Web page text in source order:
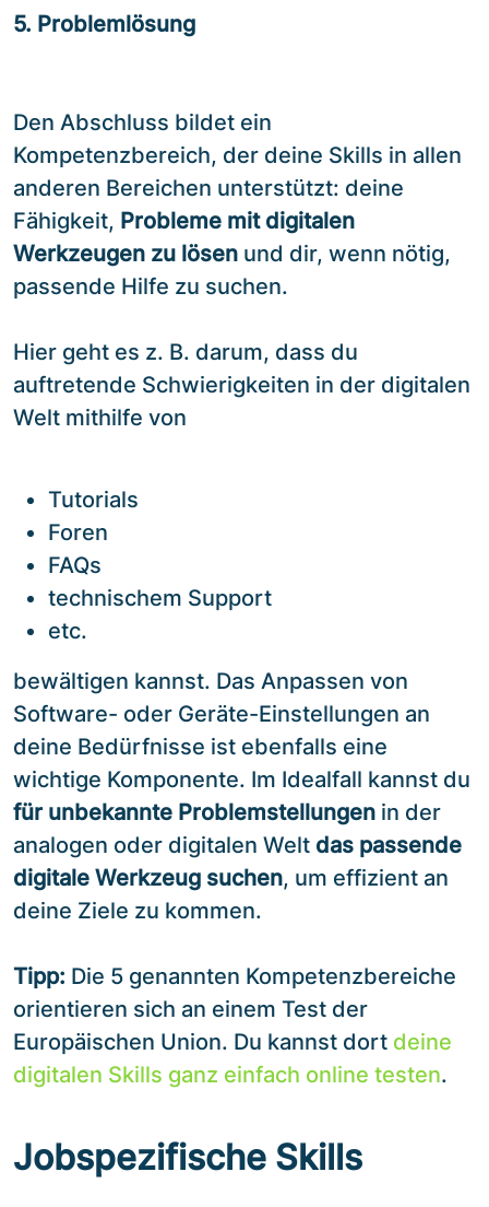
5. Problemlösung
Den Abschluss bildet ein
Kompetenzbereich, der deine Skills in allen
anderen Bereichen unterstützt: deine
Fähigkeit, Probleme mit digitalen
Werkzeugen zu lösen und dir, wenn nötig,
passende Hilfe zu suchen.
Hier geht es z. B. darum, dass du
auftretende Schwierigkeiten in der digitalen
Welt mithilfe von
Tutorials
Foren
FAQs
technischem Support
etc.
bewältigen kannst. Das Anpassen von
Software- oder Geräte-Einstellungen an
deine Bedürfnisse ist ebenfalls eine
wichtige Komponente. Im Idealfall kannst du
für unbekannte Problemstellungen in der
analogen oder digitalen Welt das passende
digitale Werkzeug suchen, um effizient an
deine Ziele zu kommen.
Tipp: Die 5 genannten Kompetenzbereiche
orientieren sich an einem Test der
Europäischen Union. Du kannst dort deine
digitalen Skills ganz einfach online testen.
Jobspezifische Skills